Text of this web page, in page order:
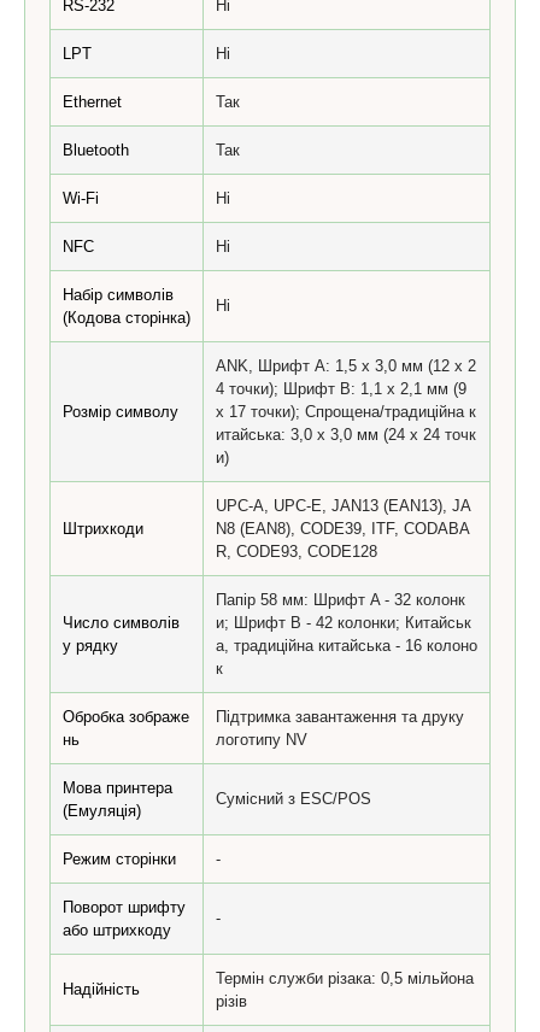
RS-232 Ні
LPT Ні
Ethernet Так
Bluetooth Так
Wi-Fi Ні
NFC Ні
Набір символів
(Кодова сторінка)
Ні
Розмір символу
ANK, Шрифт А: 1,5 х 3,0 мм (12 х 2
4 точки); Шрифт B: 1,1 х 2,1 мм (9
х 17 точки); Спрощена/традиційна к
итайська: 3,0 х 3,0 мм (24 х 24 точк
и)
Штрихкоди
UPC-A, UPC-E, JAN13 (EAN13), JA
N8 (EAN8), CODE39, ITF, CODABA
R, CODE93, CODE128
Число символів
у рядку
Папір 58 мм: Шрифт A - 32 колонк
и; Шрифт B - 42 колонки; Китайськ
а, традиційна китайська - 16 колоно
к
Обробка зображе
нь
Підтримка завантаження та друку
логотипу NV
Мова принтера
(Емуляція)
Сумісний з ESC/POS
Режим сторінки -
Поворот шрифту
або штрихкоду
-
Надійність
Термін служби різака: 0,5 мільйона
різів